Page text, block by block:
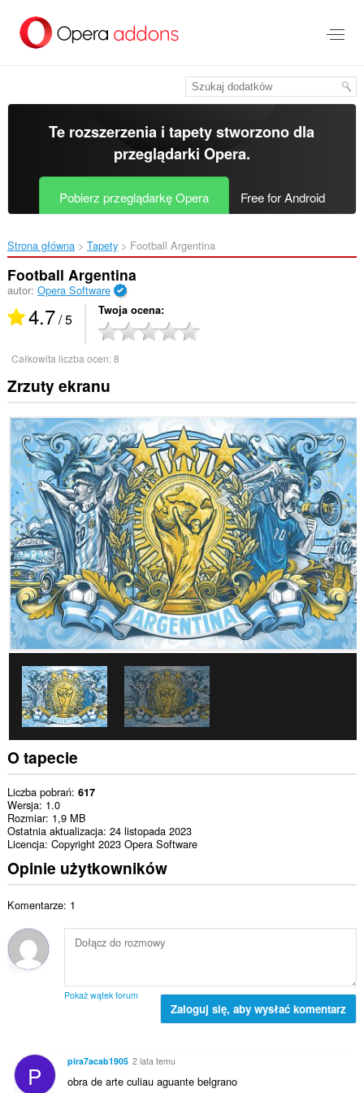
treści
Te rozszerzenia i tapety stworzono dla
przeglądarki Opera.
Pobierz przeglądarkę Opera Free for Android
Strona główna Tapety Football Argentina‎
Football Argentina
autor: Opera Software
4.7/ 5 Twoja ocena
Całkowita liczba ocen:8
Zrzuty ekranu
O tapecie
Liczba pobrań 617
Wersja 1.0
Rozmiar 1,9 MB
Ostatnia aktualizacja 24 listopada 2023
Licencja Copyright 2023 Opera Software
Opinie użytkowników
Komentarze: 1
Pokaż wątek forum
Zaloguj się, aby wysłać komentarz
P pira7acab1905 2 lata temu
obra de arte culiau aguante belgrano